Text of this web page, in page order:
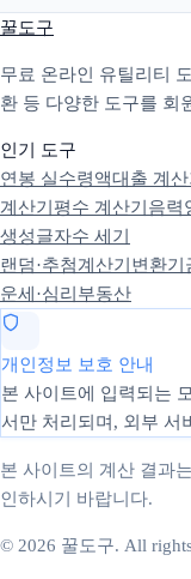
꿀도구
무료 온라인 유틸리티
환 등 다양한 도구를 회
인기 도구
연봉 실수령액대출 계산
계산기 평수 계산기 음력
생성글자수 세기
랜덤·추첨계산기 변환기
운세·심리 부동산
개인정보 보호 안내
본 사이트에 입력되는
서만 처리되며, 외부 서
본 사이트의 계산 결과
인하시기 바랍니다.
© 2026 꿀도구. All